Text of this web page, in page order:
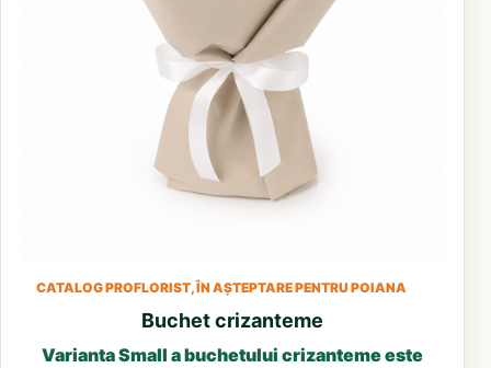
CATALOG PROFLORIST, ÎN AȘTEPTARE PENTRU POIANA
Buchet crizanteme
Varianta Small a buchetului crizanteme este